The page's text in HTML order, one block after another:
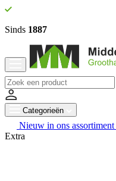
Sinds 1887
Categorieën
Nieuw in ons assortiment
Extra